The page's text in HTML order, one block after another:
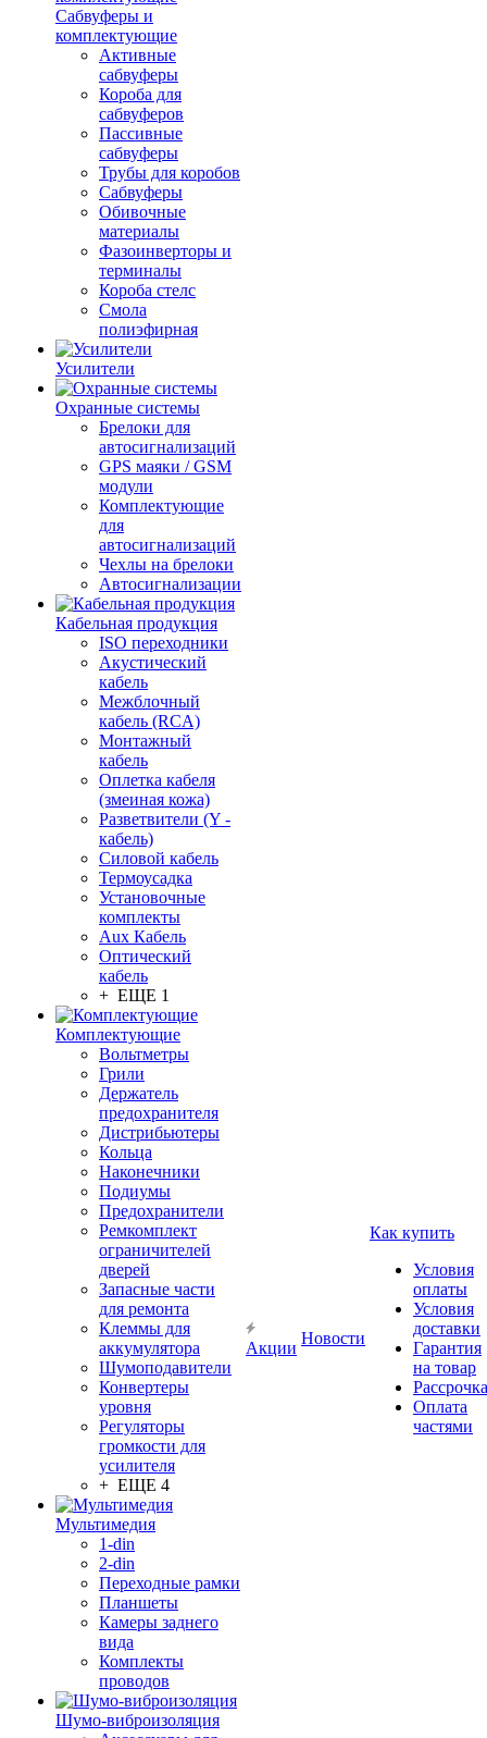
Сабвуферы и
комплектующие
Активные
сабвуферы
Короба для
сабвуферов
Пассивные
сабвуферы
Трубы для коробов
Сабвуферы
Обивочные
материалы
Фазоинверторы и
терминалы
Короба стелс
Смола
полиэфирная
Усилители
Охранные системы
Брелоки для
автосигнализаций
GPS маяки / GSM
модули
Комплектующие
для
автосигнализаций
Чехлы на брелоки
Автосигнализации
Кабельная продукция
ISO переходники
Акустический
кабель
Межблочный
кабель (RCA)
Монтажный
кабель
Оплетка кабеля
(змеиная кожа)
Разветвители (Y -
кабель)
Силовой кабель
Термоусадка
Установочные
комплекты
Aux Кабель
Оптический
кабель
+ ЕЩЕ 1
Комплектующие
Вольтметры
Грили
Держатель
предохранителя
Дистрибьютеры
Кольца
Наконечники
Подиумы
Предохранители
Ремкомплект
ограничителей
дверей
Запасные части
для ремонта
Клеммы для
аккумулятора
Шумоподавители
Конвертеры
уровня
Регуляторы
громкости для
усилителя
+ ЕЩЕ 4
Мультимедия
1-din
2-din
Переходные рамки
Планшеты
Камеры заднего
вида
Комплекты
проводов
Шумо-виброизоляция
Акции
Новости
Как купить
Условия
оплаты
Условия
доставки
Гарантия
на товар
Рассрочка
Оплата
частями